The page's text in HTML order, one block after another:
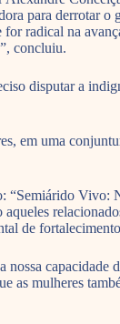
para derrotar o
radical na
concluiu.
disputar a
em uma
“Semiárido Vivo:
de
capacidade
as mulheres